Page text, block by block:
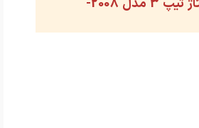
مزدا 3 مونتاژ تیپ 3 مدل 2008-